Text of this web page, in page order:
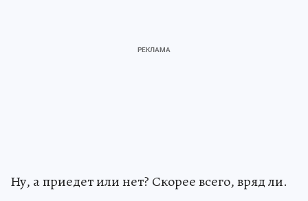
Ну, а приедет или нет? Скорее всего, вряд ли.